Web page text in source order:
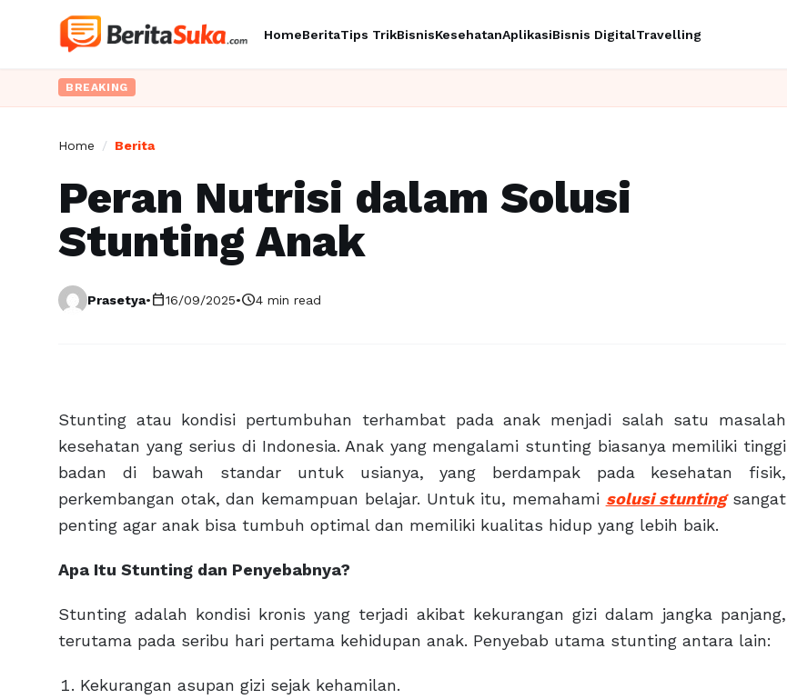
HomeBeritaTips TrikBisnisKesehatanAplikasiBisnis DigitalTravelling
BREAKING
Home / Berita
Peran Nutrisi dalam Solusi
Stunting Anak
Prasetya•calendar_today16/09/2025•schedule4 min read
Stunting atau kondisi pertumbuhan terhambat pada anak menjadi salah satu masalah
kesehatan yang serius di Indonesia. Anak yang mengalami stunting biasanya memiliki tinggi
badan di bawah standar untuk usianya, yang berdampak pada kesehatan fisik,
perkembangan otak, dan kemampuan belajar. Untuk itu, memahami solusi stuntingsangat
penting agar anak bisa tumbuh optimal dan memiliki kualitas hidup yang lebih baik.
Apa Itu Stunting dan Penyebabnya?
Stunting adalah kondisi kronis yang terjadi akibat kekurangan gizi dalam jangka panjang,
terutama pada seribu hari pertama kehidupan anak. Penyebab utama stunting antara lain:
Kekurangan asupan gizi sejak kehamilan.